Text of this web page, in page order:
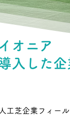
オニア
入した
工芝企業フィ